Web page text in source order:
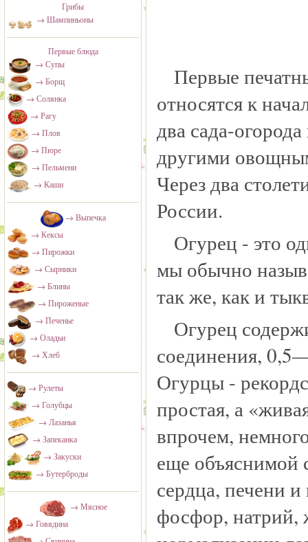
Грибы
→ Шампиньоны
Первые блюда
→ Супы
→ Борщ
→ Солянка
→ Рагу
→ Плов
→ Пюре
→ Пельмени
→ Каши
→ Выпечка
→ Кексы
→ Пирожки
→ Сырники
→ Блины
→ Пироженые
→ Печенье
→ Оладьи
→ Хлеб
→ Рулеты
→ Голубцы
→ Лазанья
→ Запеканка
→ Закуски
→ Бутерброды
→ Мясное
→ Говядина
Первые
относятся к
два сада-
другими
Через два
России.
Огурец - это
мы обычно
так же, как и
Огурец
соединения,
Огурцы -
простая, а
впрочем,
еще объяснимой
сердца, печени
фосфор, натрий,